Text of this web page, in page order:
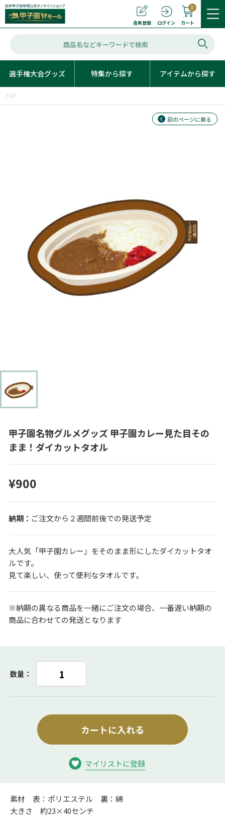
会員登録 ログイン カート
0
選手権大会グッズ 特集から探す アイテムから探す
TOP
前のページに戻る
甲子園名物グルメグッズ 甲子園カレー見た目その
まま！ダイカットタオル
¥900
ご注文から２週間前後での発送予定
大人気「甲子園カレー」をそのまま形にしたダイカットタオ
ルです。
見て楽しい、使って便利なタオルです。
※納期の異なる商品を一緒にご注文の場合、一番遅い納期の
商品に合わせての発送となります
数量：
カートに入れる
マイリストに登録
素材 表：ポリエステル 裏：綿
大きさ 約23×40センチ